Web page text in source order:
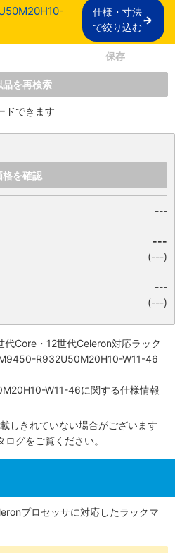
仕様・寸法
で絞り込む
保存
品を再検索
ドできます
格を確認
---
---
(---)
---
(---)
Core・12世代Celeron対応ラック
R932U50M20H10-W11-46
W11-46に関する仕様情報
しきれていない場合がございます
ログをご覧ください。
プロセッサに対応したラックマ